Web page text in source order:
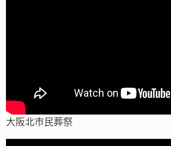
大阪北市民葬祭